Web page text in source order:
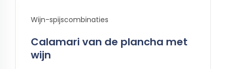
Wijn-spijscombinaties
Calamari van de plancha met
wijn